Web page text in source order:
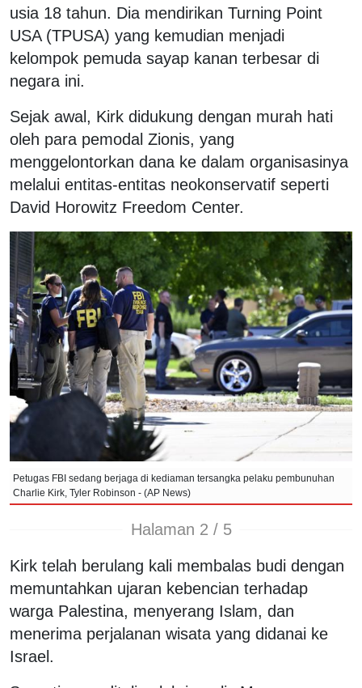
usia 18 tahun. Dia mendirikan Turning Point
USA (TPUSA) yang kemudian menjadi
kelompok pemuda sayap kanan terbesar di
negara ini.
Sejak awal, Kirk didukung dengan murah hati
oleh para pemodal Zionis, yang
menggelontorkan dana ke dalam organisasinya
melalui entitas-entitas neokonservatif seperti
David Horowitz Freedom Center.
Petugas FBI sedang berjaga di kediaman tersangka pelaku pembunuhan
Charlie Kirk, Tyler Robinson - (AP News)
Halaman 2 / 5
Kirk telah berulang kali membalas budi dengan
memuntahkan ujaran kebencian terhadap
warga Palestina, menyerang Islam, dan
menerima perjalanan wisata yang didanai ke
Israel.